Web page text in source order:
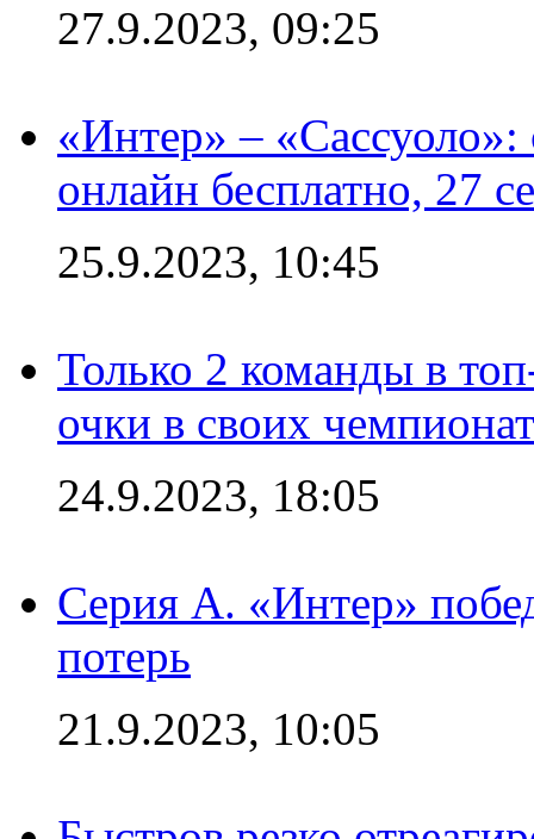
27.9.2023, 09:25
«Интер» –
онлайн бесплатно, 27
25.9.2023, 10:45
Только 2 команды в
очки в своих
24.9.2023, 18:05
Серия А. «Интер»
потерь
21.9.2023, 10:05